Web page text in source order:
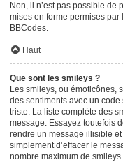
Non, il n’est pas possible de
mises en forme permises
BBCodes.
Haut
Que sont les smileys ?
Les smileys, ou émoticônes,
des sentiments avec un
triste. La liste complète des
message. Essayez toutefois
rendre un message illisible
simplement d’effacer le
nombre maximum de